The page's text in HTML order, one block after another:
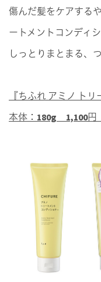
傷んだ髪をケアする
ートメントコンディシ
しっとりまとまる、
『ちふれ アミノ ト
本体：180g 1,100円